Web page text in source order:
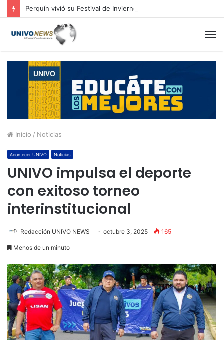
Perquín vivió su Festival de Invierno
Inicio / Noticias
Acontecer UNIVO Noticias
UNIVO impulsa el deporte
con exitoso torneo
interinstitucional
Redacción UNIVO NEWS octubre 3, 2025 165
Menos de un minuto